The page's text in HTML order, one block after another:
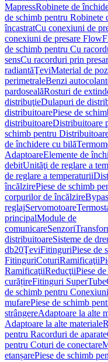
MapressRobinete de
de schimb pentru Robinete
încastratCu conexiuni de
conexiuni de presare
de schimb pentru Cu
sensCu racorduri prin
radiantăŢeviMaterial de
perimetraleBenzi
pardosealăRosturi de
distribuţieDulapuri de
distribuitoarePiese de
distribuitoareDistribuitoare
schimb pentru
de închidere cu bilă
AdaptoareElemente de
debitUnităţi de reglare a
de reglare a temperaturii
încălzirePiese de schimb
corpurilor de încălzire
reglajServomotoare
principalModule de
comunicareSenzori
distribuitoareSisteme de
db20ŢeviFitinguriPiese de
FitinguriCoturiRamificaţii
RamificaţiiReducţiiPiese
curățireFitinguri SuperTube
de schimb pentru Conexiuni
mufarePiese de schimb
strângereAdaptoare la alte
Adaptoare la alte materiale
pentru Racorduri de aparate
pentru Coturi de conectare
etanșarePiese de schimb